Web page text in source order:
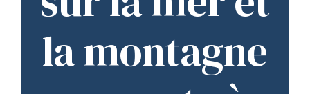
la montagne